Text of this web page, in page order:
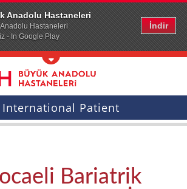
Anadolu Hastaneleri
Anadolu Hastaneleri
- In Google Play
İndir
International Patient
Bariatrik